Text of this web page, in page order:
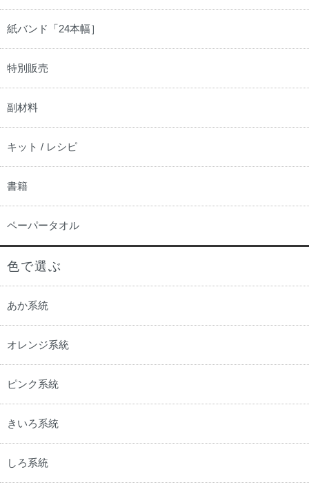
紙バンド「24本幅］
特別販売
副材料
キット / レシピ
書籍
ペーパータオル
色で選ぶ
あか系統
オレンジ系統
ピンク系統
きいろ系統
しろ系統